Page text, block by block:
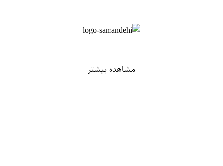
مشاهده بیشتر